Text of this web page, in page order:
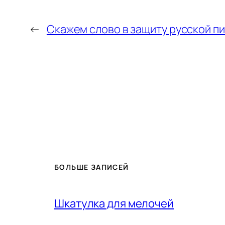
← Скажем слово в защиту русской
БОЛЬШЕ ЗАПИСЕЙ
Шкатулка для мелочей